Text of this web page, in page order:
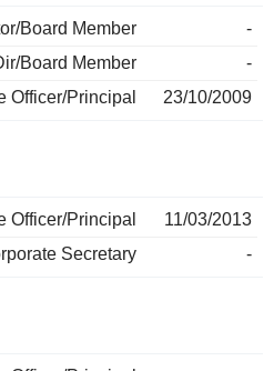
Board Member
-
Board Member
-
Officer/Principal
23/10/2009
Officer/Principal
11/03/2013
Secretary
-